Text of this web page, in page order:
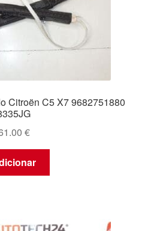
Citroën C5 X7 9682751880
€